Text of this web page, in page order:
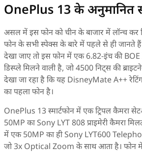
OnePlus 13 के अनुमानित
असल में इस फोन को चीन के बाजार में लॉन्च कर
फोन के सभी स्पेक्स के बारे में पहले से ही जानते
देखा जाए तो इस फोन में एक 6.82-इंच की
डिस्प्ले मिलने वाली है, जो 4500 निट्स की
देखा जा रहा है कि यह DisneyMate A++
का पहला फोन है।
OnePlus 13 स्मार्टफोन में एक ट्रिपल कैमरा
50MP का Sony LYT 808 प्राइमेरी कैमरा
में एक 50MP का ही Sony LYT600
जो 3x Optical Zoom के साथ आता है। फोन